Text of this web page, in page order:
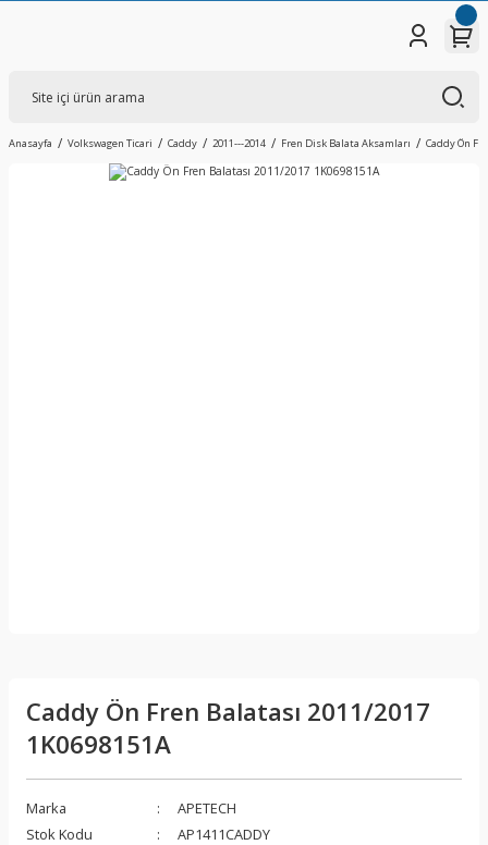
Anasayfa Volkswagen Ticari Caddy 2011---2014 Fren Disk Balata Aksamları Caddy Ön
Caddy Ön Fren Balatası 2011/2017
1K0698151A
Marka
APETECH
Stok Kodu
AP1411CADDY